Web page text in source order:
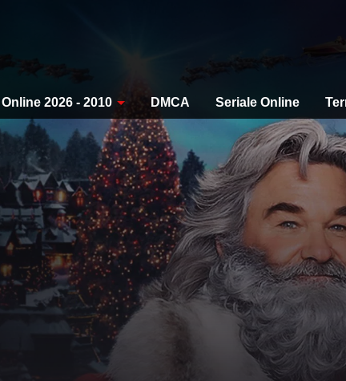
Online 2026 - 2010 DMCA Seriale Online